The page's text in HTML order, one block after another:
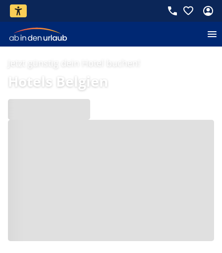
Jetzt günstig dein Hotel buchen!
Hotels Belgien